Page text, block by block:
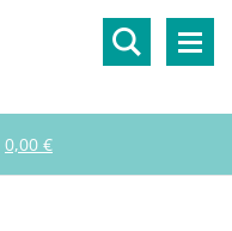
0,00 €